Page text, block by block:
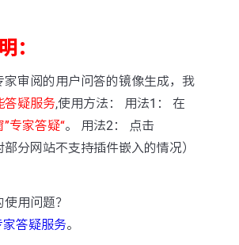
：
家审阅的用户问答的镜像生成，我
答疑服务,使用方法： 用法1： 在
专家答疑“。 用法2： 点击
部分网站不支持插件嵌入的情况）
用问题？
答疑服务。